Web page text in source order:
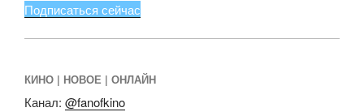
Подписаться сейчас
КИНО | НОВОЕ | ОНЛАЙН
Канал: @fanofkino